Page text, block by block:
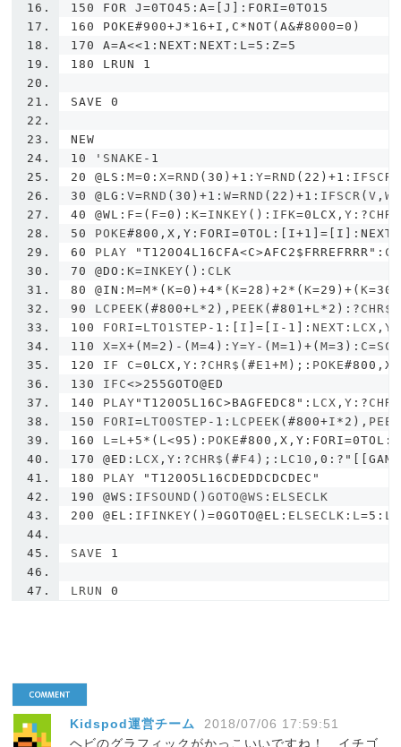
150 FOR J=0TO45:A=[J]:FORI=0TO15
160 POKE#900+J*16+I,C*NOT(A&#8000=0)
170 A=A<<1:NEXT:NEXT:L=5:Z=5
180 LRUN 1
SAVE 0
NEW
10 ' SNAKE - 1
20
@LS :M=0 :X=RND (30 )+1 :Y=RND ( 22 )+1 : IFSCR
30
@LG :V=RND (30 )+1 :W=RND ( 22 )+1 : IFSCR (V ,W
40
@WL : F=( F=0 ): K=INKEY (): IFK=0LCX ,Y :? CHR$
50
POKE#800,X,Y:FORI=0TOL:[I+1]=[I]:NEXT
60
PLAY "T120O4L16CFA<C>AFC2$FRREFRRR" :
70
@DO : K=INKEY (): CLK
80
@IN :M=M*( K=0 )+4*( K=28 )+2 *( K=29 )+( K=30
90
LCPEEK (#800+L* 2 ), PEEK (#801+L* 2 ):? CHR$
100
FORI=LTO1STEP - 1 :[ I ]=[ I - 1 ]: NEXT : LCX ,Y
110
X=X+(M=2 )-(M=4 ):Y=Y -(M=1 )+(M=3 ): C=SCR
120
IF C=0LCX ,Y :? CHR$ (#E1+M );: POKE
130
IFC<>255GOTO@ED
140
PLAY "T120O5L16C>BAGFEDC8" : LCX ,Y :? CHR$
150
FORI=LTO0STEP - 1 : LCPEEK (#800+I * 2 ), PEEK
160
L=L+5 *( L<95 ): POKE
170
@ED : LCX ,Y :? CHR$ (#F4 );: LC10 ,0 :?
180
PLAY
"T120O5L16CDEDDCDCDEC"
190
@WS : IFSOUND ()GOTO@WS : ELSECLK
200
@EL : IFINKEY ()=0GOTO@EL : ELSECLK : L=5 :
SAVE 1
LRUN 0
Kidspod運営チーム
2018/07/06 17:59:51
ヘビのグラフィックがかっこいいですね！ イチゴ